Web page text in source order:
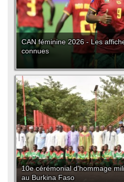
CAN féminine 2026 - Les
connues
10e cérémonial d'hommage
au Burkina Faso